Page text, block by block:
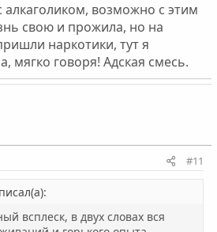
алкаголиком, возможно с этим
свою и прожила, но на
наркотики, тут я
мягко говоря! Адская смесь.
#11
всплеск, в двух словах вся